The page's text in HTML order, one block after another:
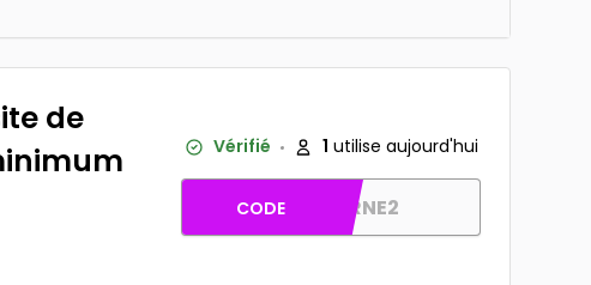
de
Vérifié 1 utilise aujourd'hui
BORNE2
CODE